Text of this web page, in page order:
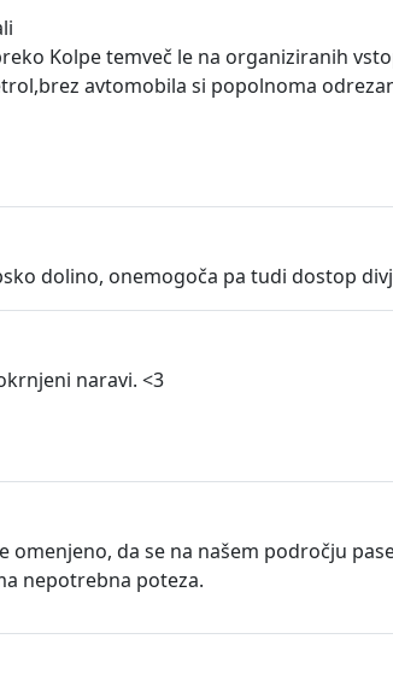
Kolpe temveč le na organiziranih
avtomobila si popolnoma
dolino, onemogoča pa tudi dostop
naravi. <3
omenjeno, da se na našem področju
nepotrebna poteza.